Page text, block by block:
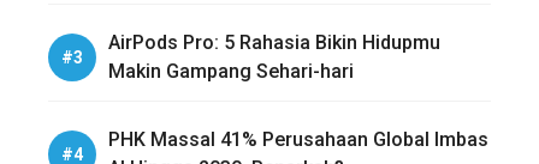
AirPods Pro: 5 Rahasia Bikin Hidupmu
Makin Gampang Sehari-hari
PHK Massal 41% Perusahaan Global Imbas